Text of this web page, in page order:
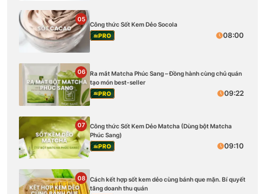
05
Công thức Sốt Kem Dẻo Socola
PRO
08:00
06
Ra mắt Matcha Phúc Sang – Đồng hành cùng chủ quán
tạo món best-seller
PRO
09:22
07
Công thức Sốt Kem Dẻo Matcha (Dùng bột Matcha
Phúc Sang)
PRO
09:10
08
Cách kết hợp sốt kem dẻo cùng bánh que mặn. Bí quyết
tăng doanh thu quán